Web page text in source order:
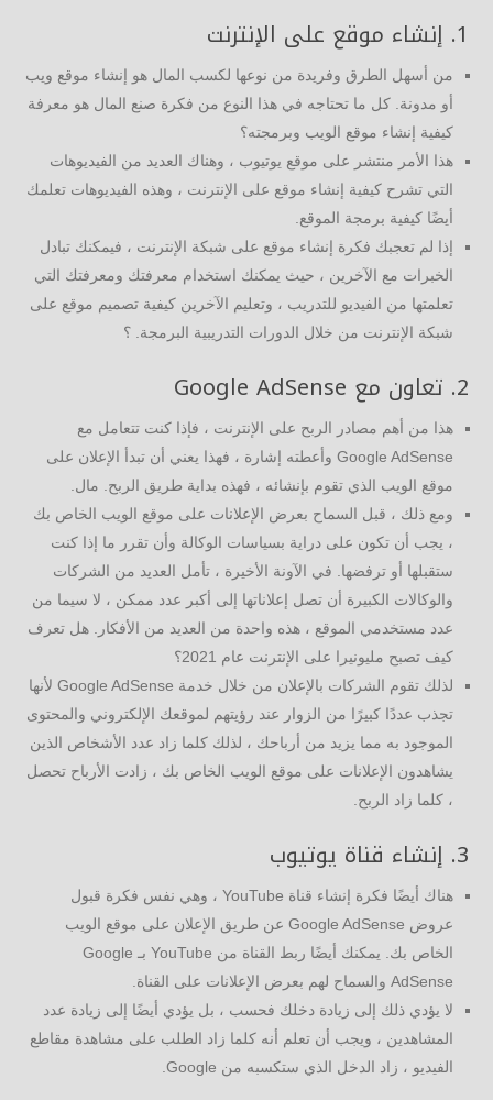
1. إنشاء موقع على الإنترنت
من أسهل الطرق وفريدة من نوعها لكسب المال هو إنشاء موقع ويب
أو مدونة. كل ما تحتاجه في هذا النوع من فكرة صنع المال هو معرفة
كيفية إنشاء موقع الويب وبرمجته؟
هذا الأمر منتشر على موقع يوتيوب ، وهناك العديد من الفيديوهات
التي تشرح كيفية إنشاء موقع على الإنترنت ، وهذه الفيديوهات تعلمك
أيضًا كيفية برمجة الموقع.
إذا لم تعجبك فكرة إنشاء موقع على شبكة الإنترنت ، فيمكنك تبادل
الخبرات مع الآخرين ، حيث يمكنك استخدام معرفتك ومعرفتك التي
تعلمتها من الفيديو للتدريب ، وتعليم الآخرين كيفية تصميم موقع على
شبكة الإنترنت من خلال الدورات التدريبية البرمجة. ؟
2. تعاون مع Google AdSense
هذا من أهم مصادر الربح على الإنترنت ، فإذا كنت تتعامل مع
Google AdSense وأعطته إشارة ، فهذا يعني أن تبدأ الإعلان على
موقع الويب الذي تقوم بإنشائه ، فهذه بداية طريق الربح. مال.
ومع ذلك ، قبل السماح بعرض الإعلانات على موقع الويب الخاص بك
، يجب أن تكون على دراية بسياسات الوكالة وأن تقرر ما إذا كنت
ستقبلها أو ترفضها. في الآونة الأخيرة ، تأمل العديد من الشركات
والوكالات الكبيرة أن تصل إعلاناتها إلى أكبر عدد ممكن ، لا سيما من
عدد مستخدمي الموقع ، هذه واحدة من العديد من الأفكار. هل تعرف
كيف تصبح مليونيرا على الإنترنت عام 2021؟
لذلك تقوم الشركات بالإعلان من خلال خدمة Google AdSense لأنها
تجذب عددًا كبيرًا من الزوار عند رؤيتهم لموقعك الإلكتروني والمحتوى
الموجود به مما يزيد من أرباحك ، لذلك كلما زاد عدد الأشخاص الذين
يشاهدون الإعلانات على موقع الويب الخاص بك ، زادت الأرباح تحصل
، كلما زاد الربح.
3. إنشاء قناة يوتيوب
هناك أيضًا فكرة إنشاء قناة YouTube ، وهي نفس فكرة قبول
عروض Google AdSense عن طريق الإعلان على موقع الويب
الخاص بك. يمكنك أيضًا ربط القناة من YouTube بـ Google
AdSense والسماح لهم بعرض الإعلانات على القناة.
لا يؤدي ذلك إلى زيادة دخلك فحسب ، بل يؤدي أيضًا إلى زيادة عدد
المشاهدين ، ويجب أن تعلم أنه كلما زاد الطلب على مشاهدة مقاطع
الفيديو ، زاد الدخل الذي ستكسبه من Google.